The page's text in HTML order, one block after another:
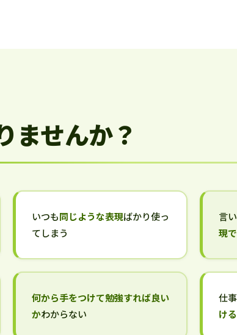
ませんか？
いつも同じような表現ばかり使っ
てしまう
言
現
何から手をつけて勉強すれば良い
かわからない
仕
け